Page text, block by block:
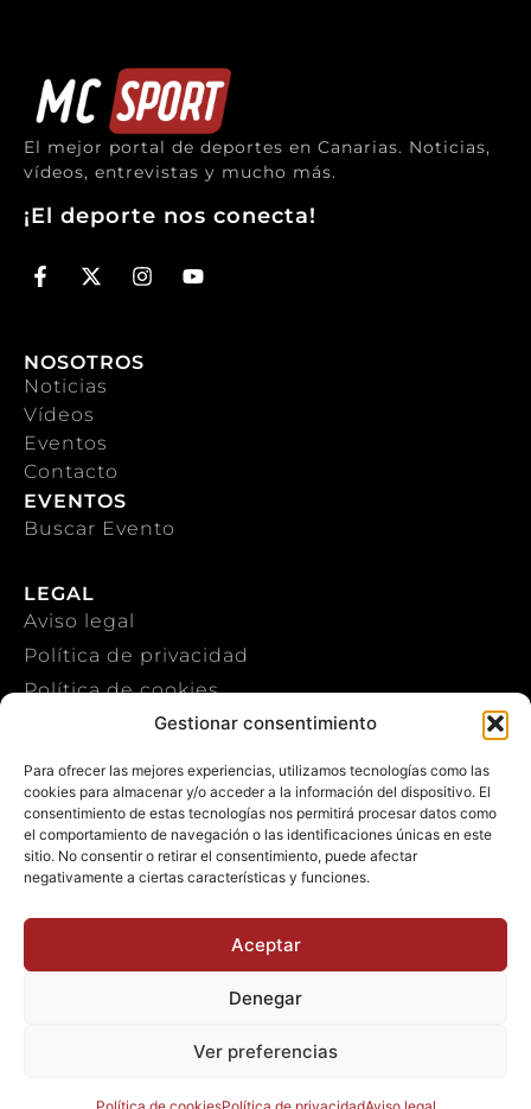
Gestionar consentimiento
Para ofrecer las mejores experiencias, utilizamos tecnologías como las
cookies para almacenar y/o acceder a la información del dispositivo. El
consentimiento de estas tecnologías nos permitirá procesar datos como
el comportamiento de navegación o las identificaciones únicas en este
sitio. No consentir o retirar el consentimiento, puede afectar
negativamente a ciertas características y funciones.
Aceptar
Denegar
Ver preferencias
El mejor portal de deportes en Canarias. Noticias,
vídeos, entrevistas y mucho más.
¡El deporte nos conecta!
NOSOTROS
Noticias
Vídeos
Eventos
Contacto
EVENTOS
Buscar Evento
LEGAL
Aviso legal
Política de privacidad
Política de cookies
+34 922 303 191
+34 651 786 532
info@macaronesiasport.com
Trabaja con nosotros
reservados.